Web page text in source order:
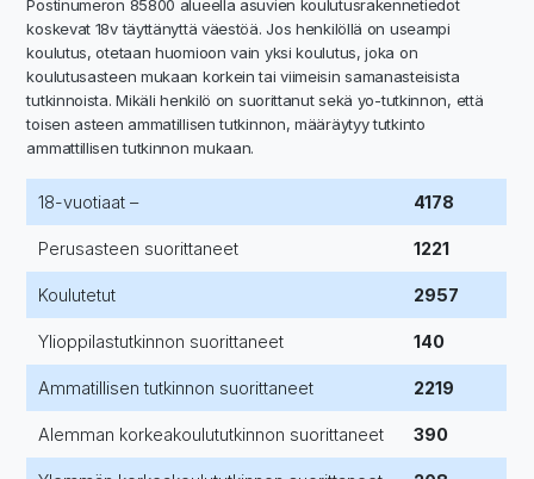
Postinumeron 85800 alueella asuvien koulutusrakennetiedot
koskevat 18v täyttänyttä väestöä. Jos henkilöllä on useampi
koulutus, otetaan huomioon vain yksi koulutus, joka on
koulutusasteen mukaan korkein tai viimeisin samanasteisista
tutkinnoista. Mikäli henkilö on suorittanut sekä yo-tutkinnon, että
toisen asteen ammatillisen tutkinnon, määräytyy tutkinto
ammattillisen tutkinnon mukaan.
18-vuotiaat – 4178
Perusasteen suorittaneet 1221
Koulutetut 2957
Ylioppilastutkinnon suorittaneet 140
Ammatillisen tutkinnon suorittaneet 2219
Alemman korkeakoulututkinnon suorittaneet 390